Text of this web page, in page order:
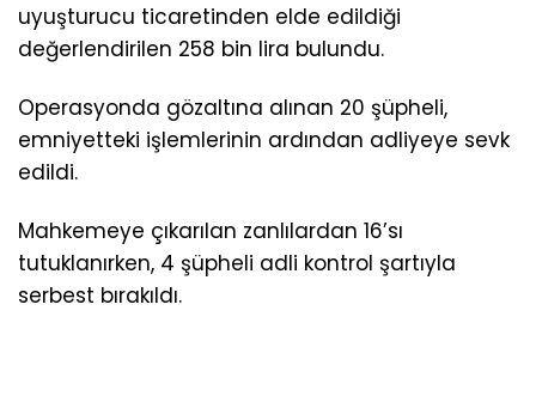
uyuşturucu ticaretinden elde edildiği
değerlendirilen 258 bin lira bulundu.
Operasyonda gözaltına alınan 20 şüpheli,
emniyetteki işlemlerinin ardından adliyeye sevk
edildi.
Mahkemeye çıkarılan zanlılardan 16’sı
tutuklanırken, 4 şüpheli adli kontrol şartıyla
serbest bırakıldı.